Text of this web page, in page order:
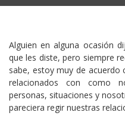
Alguien en alguna ocasión
que les diste, pero siempre
sabe, estoy muy de
relacionados con como
personas, situaciones y
pareciera regir nuestras